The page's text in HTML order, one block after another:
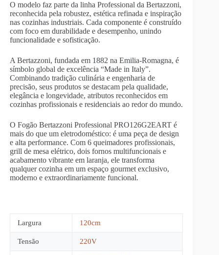
O modelo faz parte da linha Professional da Bertazzoni,
reconhecida pela robustez, estética refinada e inspiração
nas cozinhas industriais. Cada componente é construído
com foco em durabilidade e desempenho, unindo
funcionalidade e sofisticação.
A Bertazzoni, fundada em 1882 na Emilia-Romagna, é
símbolo global de excelência “Made in Italy”.
Combinando tradição culinária e engenharia de
precisão, seus produtos se destacam pela qualidade,
elegância e longevidade, atributos reconhecidos em
cozinhas profissionais e residenciais ao redor do mundo.
O Fogão Bertazzoni Professional PRO126G2EART é
mais do que um eletrodoméstico: é uma peça de design
e alta performance. Com 6 queimadores profissionais,
grill de mesa elétrico, dois fornos multifuncionais e
acabamento vibrante em laranja, ele transforma
qualquer cozinha em um espaço gourmet exclusivo,
moderno e extraordinariamente funcional.
Largura 120cm
Tensão 220V